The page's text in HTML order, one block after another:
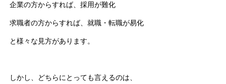
企業の方からすれば、採用が難化
求職者の方からすれば、就職・転職が易化
と様々な見方があります。
しかし、どちらにとっても言えるのは、